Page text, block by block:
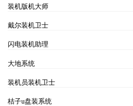
装机版机大师
戴尔装机卫士
闪电装机助理
大地系统
装机员装机卫士
桔子u盘装系统